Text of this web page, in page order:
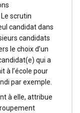
scrutin
candidat dans
candidats
le choix d’un
qui a
à l’école pour
par exemple.
à elle, attribue